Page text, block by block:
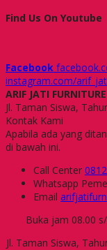
Find Us On Youtube
Facebook
instagram.com/
ARIF JATI FURNITURE
Jl. Taman Siswa,
Kontak Kami
Apabila ada yang
di bawah ini.
Call Center
Whatsapp
Email
Buka jam 08.00
Jl. Taman Siswa,